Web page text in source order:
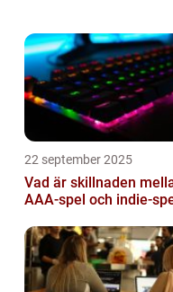
22 september 2025
Vad är skillnaden
AAA-spel och indie-